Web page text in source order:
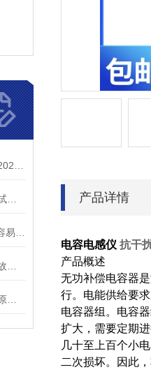
产品详情
电容电感仪 抗干
产品概述
无功补偿电容器
行。电能供给要
电容器组。电容
扩大，需要定期
几十至上百个小
二次损坏。因此